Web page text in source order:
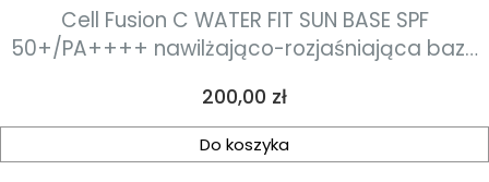
Cell Fusion C WATER FIT SUN BASE SPF
50+/PA++++ nawilżająco-rozjaśniająca baza
przeciwsłoneczną 40ml
Cena
200,00 zł
Do koszyka